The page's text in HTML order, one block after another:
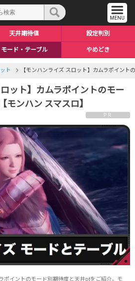
天井期待値 設定判別
モード・テーブル やめどき
モンスター検索 評価
ト 【モンハンライズ スロット】カムラポイン
ロット】カムラポイントのモー
モンハン スマスロ】
PR
ポイントのモード別期待度と天井ptをご紹介。モ